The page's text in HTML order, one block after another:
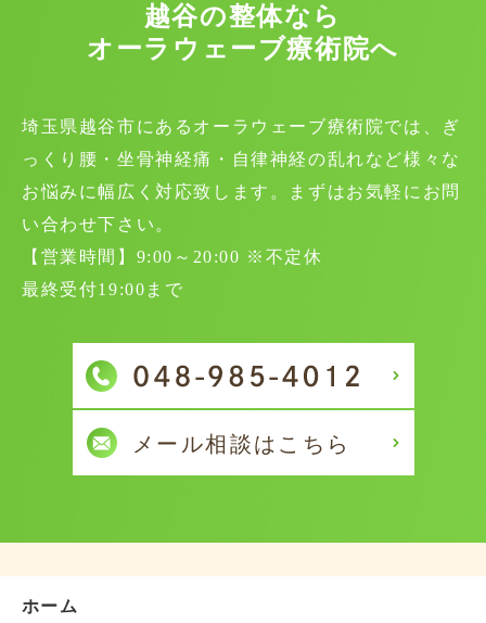
越谷の整体なら
オーラウェーブ療術院へ
埼玉県越谷市にあるオーラウェーブ療術院では、ぎ
っくり腰・坐骨神経痛・自律神経の乱れなど様々な
お悩みに幅広く対応致します。まずはお気軽にお問
い合わせ下さい。
【営業時間】9:00～20:00 ※不定休
最終受付19:00まで
ホーム